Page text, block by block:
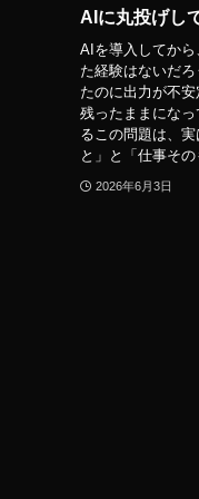
AIに丸投げし
AIを導入してか
た経験はないだ
たのに出力が不
残ったままにな
るこの問題は、
と」と「仕事そ
2026年6月3日